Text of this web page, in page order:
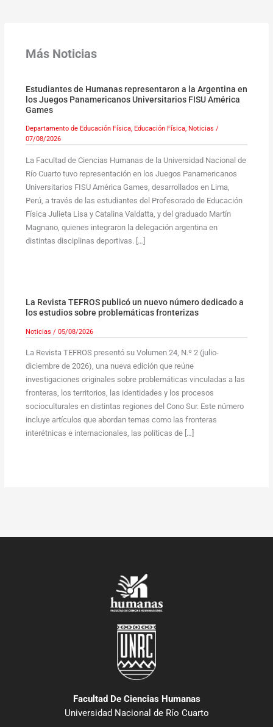
Más Noticias
Estudiantes de Humanas representaron a la Argentina en
los Juegos Panamericanos Universitarios FISU América
Games
Departamento de Educación Física, Educación Física, Noticias /
07/08/2026
La Facultad de Ciencias Humanas de la Universidad Nacional de
Río Cuarto tuvo representación en los Juegos Panamericanos
Universitarios FISU América Games, desarrollados en Lima,
Perú, a través de las estudiantes del Profesorado de Educación
Física Julieta Lisa y Catalina Valdatta, y del graduado Martín
Magnano, quienes integraron la delegación argentina en
distintas disciplinas deportivas. […]
La Revista TEFROS publicó un nuevo número dedicado a
los estudios sobre problemáticas fronterizas
Noticias / 05/08/2026
La Revista TEFROS presentó su Volumen 24, N.º 2 (julio-
diciembre de 2026), una nueva edición que reúne
investigaciones originales sobre problemáticas vinculadas a las
fronteras, los territorios, las identidades y los procesos
socioculturales en distintas regiones del Cono Sur. Este número
incluye artículos que abordan temas como las fronteras
interétnicas e internacionales, las políticas de […]
Facultad De Ciencias Humanas
Universidad Nacional de Río Cuarto